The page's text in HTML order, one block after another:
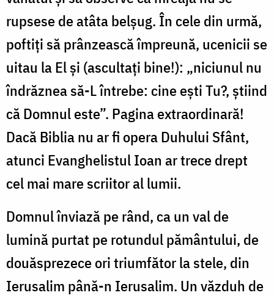
rupsese de atâta belșug. În cele din urmă,
poftiți să prânzească împreună, ucenicii se
uitau la El și (ascultați bine!): „niciunul nu
îndrăznea să-L întrebe: cine ești Tu?, știind
că Domnul este”. Pagina extraordinară!
Dacă Biblia nu ar fi opera Duhului Sfânt,
atunci Evanghelistul Ioan ar trece drept
cel mai mare scriitor al lumii.
Domnul înviază pe rând, ca un val de
lumină purtat pe rotundul pământului, de
douăsprezece ori triumfător la stele, din
Ierusalim până-n Ierusalim. Un văzduh de